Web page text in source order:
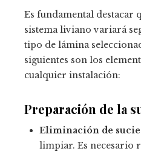
Es fundamental destacar
sistema liviano variará
tipo de lámina
siguientes son los
cualquier instalación:
Preparación de la
Eliminación de
limpiar. Es